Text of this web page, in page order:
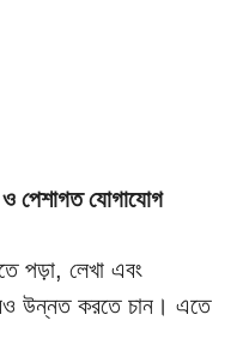
পেশাগত যোগাযোগ
পড়া, লেখা এবং
উন্নত করতে চান। এতে